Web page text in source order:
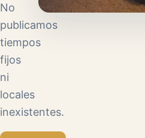
No
publicamos
tiempos
fijos
ni
locales
inexistentes.